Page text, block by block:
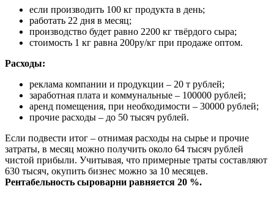
если производить 100 кг продукта в день;
работать 22 дня в месяц;
производство будет равно 2200 кг твёрдого сыра;
стоимость 1 кг равна 200ру/кг при продаже оптом.
Расходы:
реклама компании и продукции – 20 т рублей;
заработная плата и коммунальные – 100000 рублей;
аренд помещения, при необходимости – 30000 рублей;
прочие расходы – до 50 тысяч рублей.
Если подвести итог – отнимая расходы на сырье и прочие
затраты, в месяц можно получить около 64 тысяч рублей
чистой прибыли. Учитывая, что примерные траты составляют
630 тысяч, окупить бизнес можно за 10 месяцев.
Рентабельность сыроварни равняется 20 %.